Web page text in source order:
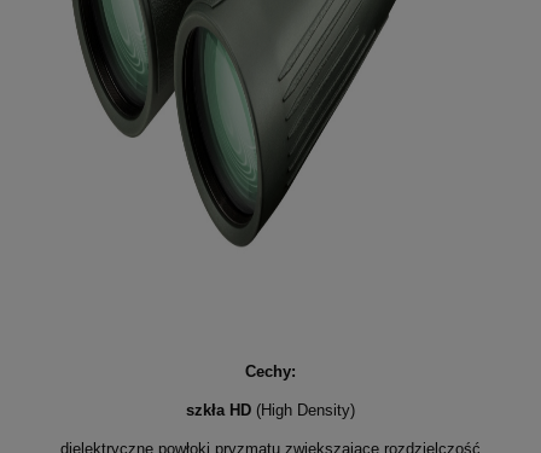
Cechy:
szkła HD (High Density)
dielektryczne powłoki pryzmatu zwiększające rozdzielczość